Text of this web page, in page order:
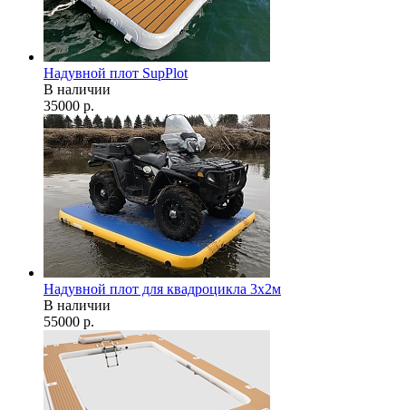
Надувной плот SupPlot
В наличии
35000 р.
Надувной плот для квадроцикла 3х2м
В наличии
55000 р.